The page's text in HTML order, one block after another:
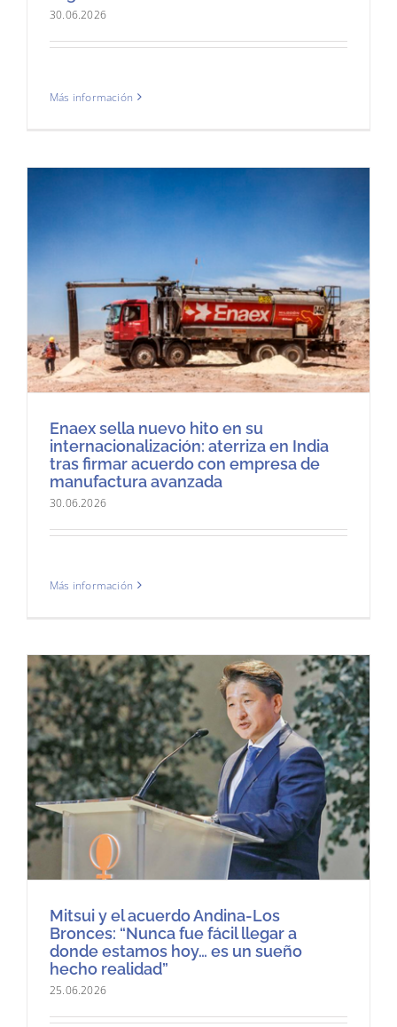
30.06.2026
Más información
Enaex sella nuevo hito en su
internacionalización: aterriza en India
tras firmar acuerdo con empresa de
manufactura avanzada
30.06.2026
Más información
Mitsui y el acuerdo Andina-Los
Bronces: “Nunca fue fácil llegar a
donde estamos hoy… es un sueño
hecho realidad”
25.06.2026